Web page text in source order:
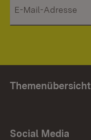
Themenübersicht
Social Media